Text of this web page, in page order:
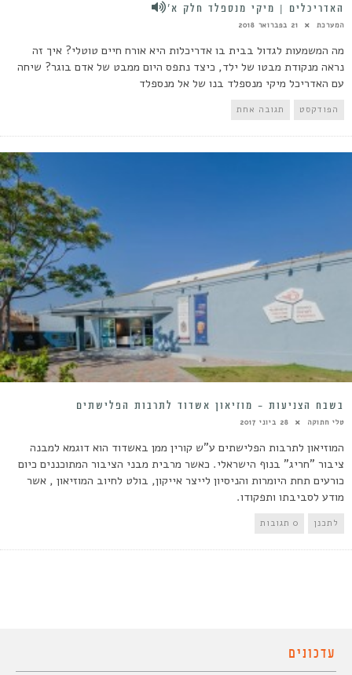
האדריכלים | מיקי מנספלד חלק א’
המערכת 21 בפברואר 2018
מה המשמעות לגדול בבית בו אדריכלות היא אורח חיים טוטלי? איך זה
נראה מנקודת מבטו של ילד, כיצד נתפס היום ממבט של אדם בוגר? שיחה
עם האדריכל מיקי מנספלד בנו של אל מנספלד
הפודקסט תגובה אחת
בשבח הצניעות – מוזיאון אשדוד לתרבות הפלישתים
טלי חתוקה 28 ביוני 2017
המוזיאון לתרבות הפלישתים ע"ש קורין ממן באשדוד הוא דוגמא למבנה
ציבור "חריג" בנוף הישראלי. כאשר מרבית מבני הציבור המתוכננים כיום
כורעים תחת היומרות והניסיון לייצר אייקון, בולט לחיוב המוזיאון , אשר
מודע לסביבתו ותפקודו.
לתכנן 0 תגובות
עדכונים